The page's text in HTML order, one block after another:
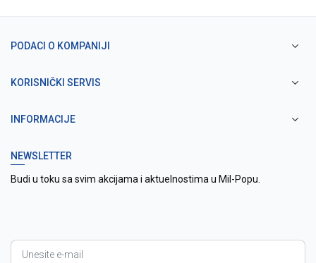
PODACI O KOMPANIJI
KORISNIČKI SERVIS
INFORMACIJE
NEWSLETTER
Budi u toku sa svim akcijama i aktuelnostima u Mil-Popu.